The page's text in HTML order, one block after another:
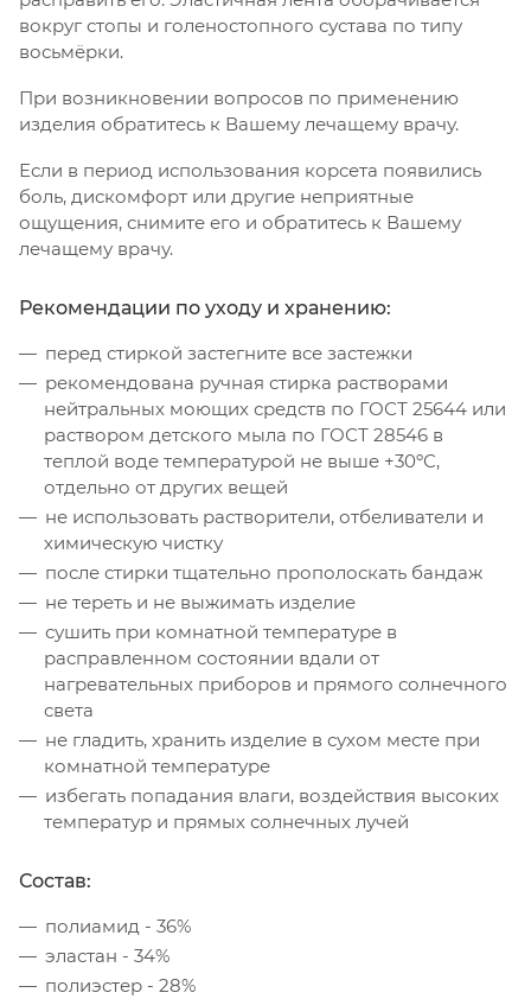
вокруг стопы и голеностопного сустава по типу
восьмёрки.
При возникновении вопросов по применению
изделия обратитесь к Вашему лечащему врачу.
Если в период использования корсета появились
боль, дискомфорт или другие неприятные
ощущения, снимите его и обратитесь к Вашему
лечащему врачу.
Рекомендации по уходу и хранению:
перед стиркой застегните все застежки
рекомендована ручная стирка растворами
нейтральных моющих средств по ГОСТ 25644 или
раствором детского мыла по ГОСТ 28546 в
теплой воде температурой не выше +30ºС,
отдельно от других вещей
не использовать растворители, отбеливатели и
химическую чистку
после стирки тщательно прополоскать бандаж
не тереть и не выжимать изделие
сушить при комнатной температуре в
расправленном состоянии вдали от
нагревательных приборов и прямого солнечного
света
не гладить, хранить изделие в сухом месте при
комнатной температуре
избегать попадания влаги, воздействия высоких
температур и прямых солнечных лучей
Состав:
полиамид - 36%
эластан - 34%
полиэстер - 28%